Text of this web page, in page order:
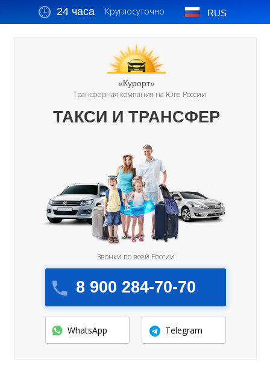
24 часа Круглосуточно RUS
«Курорт»
Трансферная компания на Юге России
8 900 284-70-70
Звонки по всей России
ТАКСИ И ТРАНСФЕР
WhatsApp Telegram